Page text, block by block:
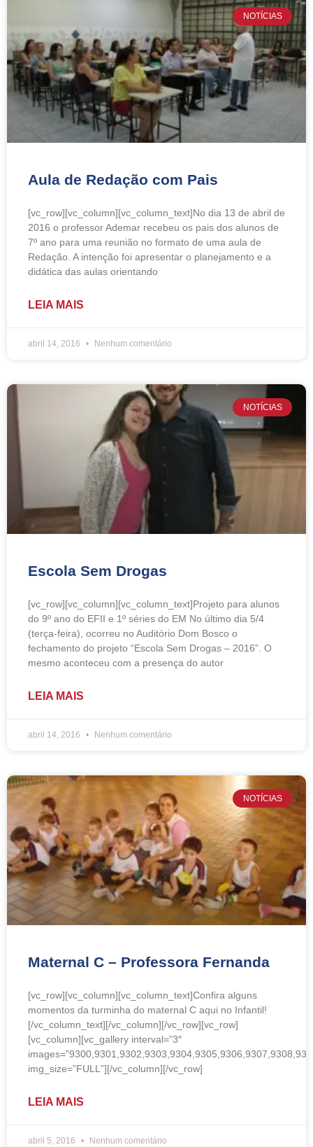
NOTÍCIAS
Aula de Redação com Pais
[vc_row][vc_column][vc_column_text]No dia 13 de abril de
2016 o professor Ademar recebeu os pais dos alunos de
7º ano para uma reunião no formato de uma aula de
Redação. A intenção foi apresentar o planejamento e a
didática das aulas orientando
LEIA MAIS
abril 14, 2016 Nenhum comentário
NOTÍCIAS
Escola Sem Drogas
[vc_row][vc_column][vc_column_text]Projeto para alunos
do 9º ano do EFII e 1º séries do EM No último dia 5/4
(terça-feira), ocorreu no Auditório Dom Bosco o
fechamento do projeto “Escola Sem Drogas – 2016”. O
mesmo aconteceu com a presença do autor
LEIA MAIS
abril 14, 2016 Nenhum comentário
NOTÍCIAS
Maternal C – Professora Fernanda
[vc_row][vc_column][vc_column_text]Confira alguns
momentos da turminha do maternal C aqui no Infantil!
[/vc_column_text][/vc_column][/vc_row][vc_row]
[vc_column][vc_gallery interval=”3″
img_size=”FULL”][/vc_column][/vc_row]
LEIA MAIS
abril 5, 2016 Nenhum comentário